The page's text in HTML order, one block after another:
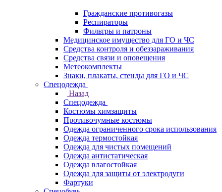
Гражданские противогазы
Респираторы
Фильтры и патроны
Медицинское имущество для ГО и ЧС
Средства контроля и обеззараживания
Средства связи и оповещения
Метеокомплекты
Знаки, плакаты, стенды для ГО и ЧС
Спецодежда
Назад
Спецодежда
Костюмы химзащиты
Противочумные костюмы
Одежда ограниченного срока использования
Одежда термостойкая
Одежда для чистых помещений
Одежда антистатическая
Одежда влагостойкая
Одежда для защиты от электродуги
Фартуки